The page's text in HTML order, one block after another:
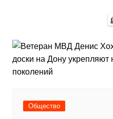
Общество